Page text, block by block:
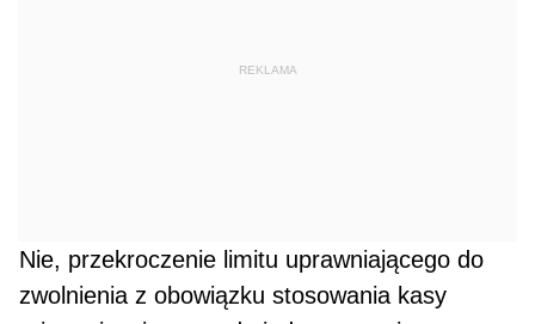
REKLAMA
Nie, przekroczenie limitu uprawniającego do
zwolnienia z obowiązku stosowania kasy